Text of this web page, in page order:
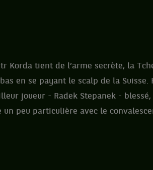
Korda tient de l’arme secrète, la
en se payant le scalp de la Suisse.
joueur - Radek Stepanek - blessé,
peu particulière avec le